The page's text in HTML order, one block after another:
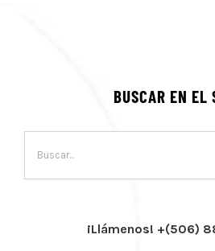
BUSCAR EN EL
¡Llámenos! +(506)